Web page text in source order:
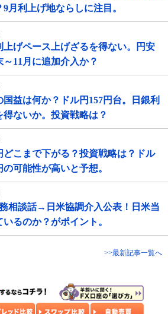
月利上げ地ならしに注目。
上げペース上げざるを得ない。円安
11月に追加介入か？
益は何か？ドル円157円台。日銀利
得ないか。投資戦略は？
こまで下がる？投資戦略は？ドル
可能性が高いと予想。
務相談話→日米協調介入公表！日米当
るのか？がポイント。
>>最新記事一覧へ